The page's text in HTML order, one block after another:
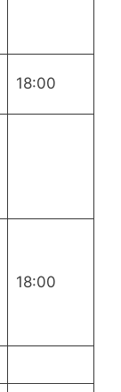
18:00
18:00